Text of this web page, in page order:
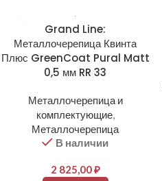
Grand Line:
Металлочерепица Квинта
Плюс GreenCoat Pural Matt
0,5 мм RR 33
Металлочерепица и
комплектующие,
Металлочерепица
В наличии
2 825,00₽